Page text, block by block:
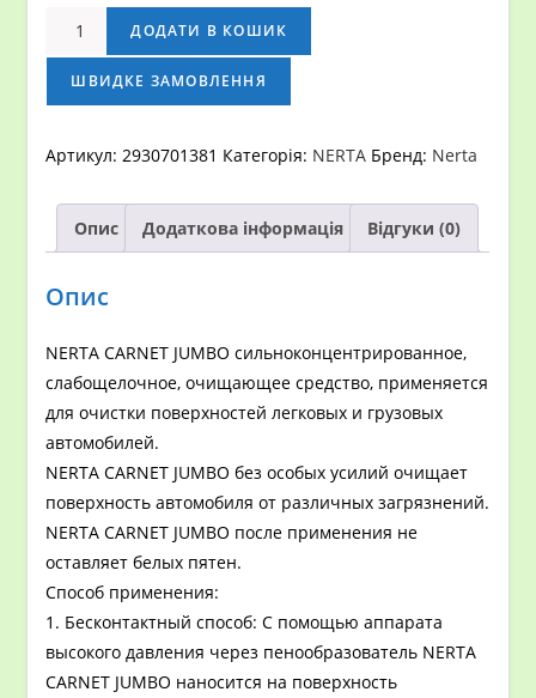
NERTA
CARNET
JUMBO
кількість
ДОДАТИ В КОШИК
ШВИДКЕ ЗАМОВЛЕННЯ
Артикул:2930701381 Категорія: NERTA Бренд: Nerta
Опис Додаткова інформація Відгуки (0)
Опис
NERTA CARNET JUMBO сильноконцентрированное,
слабощелочное, очищающее средство, применяется
для очистки поверхностей легковых и грузовых
автомобилей.
NERTA CARNET JUMBO без особых усилий очищает
поверхность автомобиля от различных загрязнений.
NERTA CARNET JUMBO после применения не
оставляет белых пятен.
Способ применения:
1. Бесконтактный способ: С помощью аппарата
высокого давления через пенообразователь NERTA
CARNET JUMBO наносится на поверхность